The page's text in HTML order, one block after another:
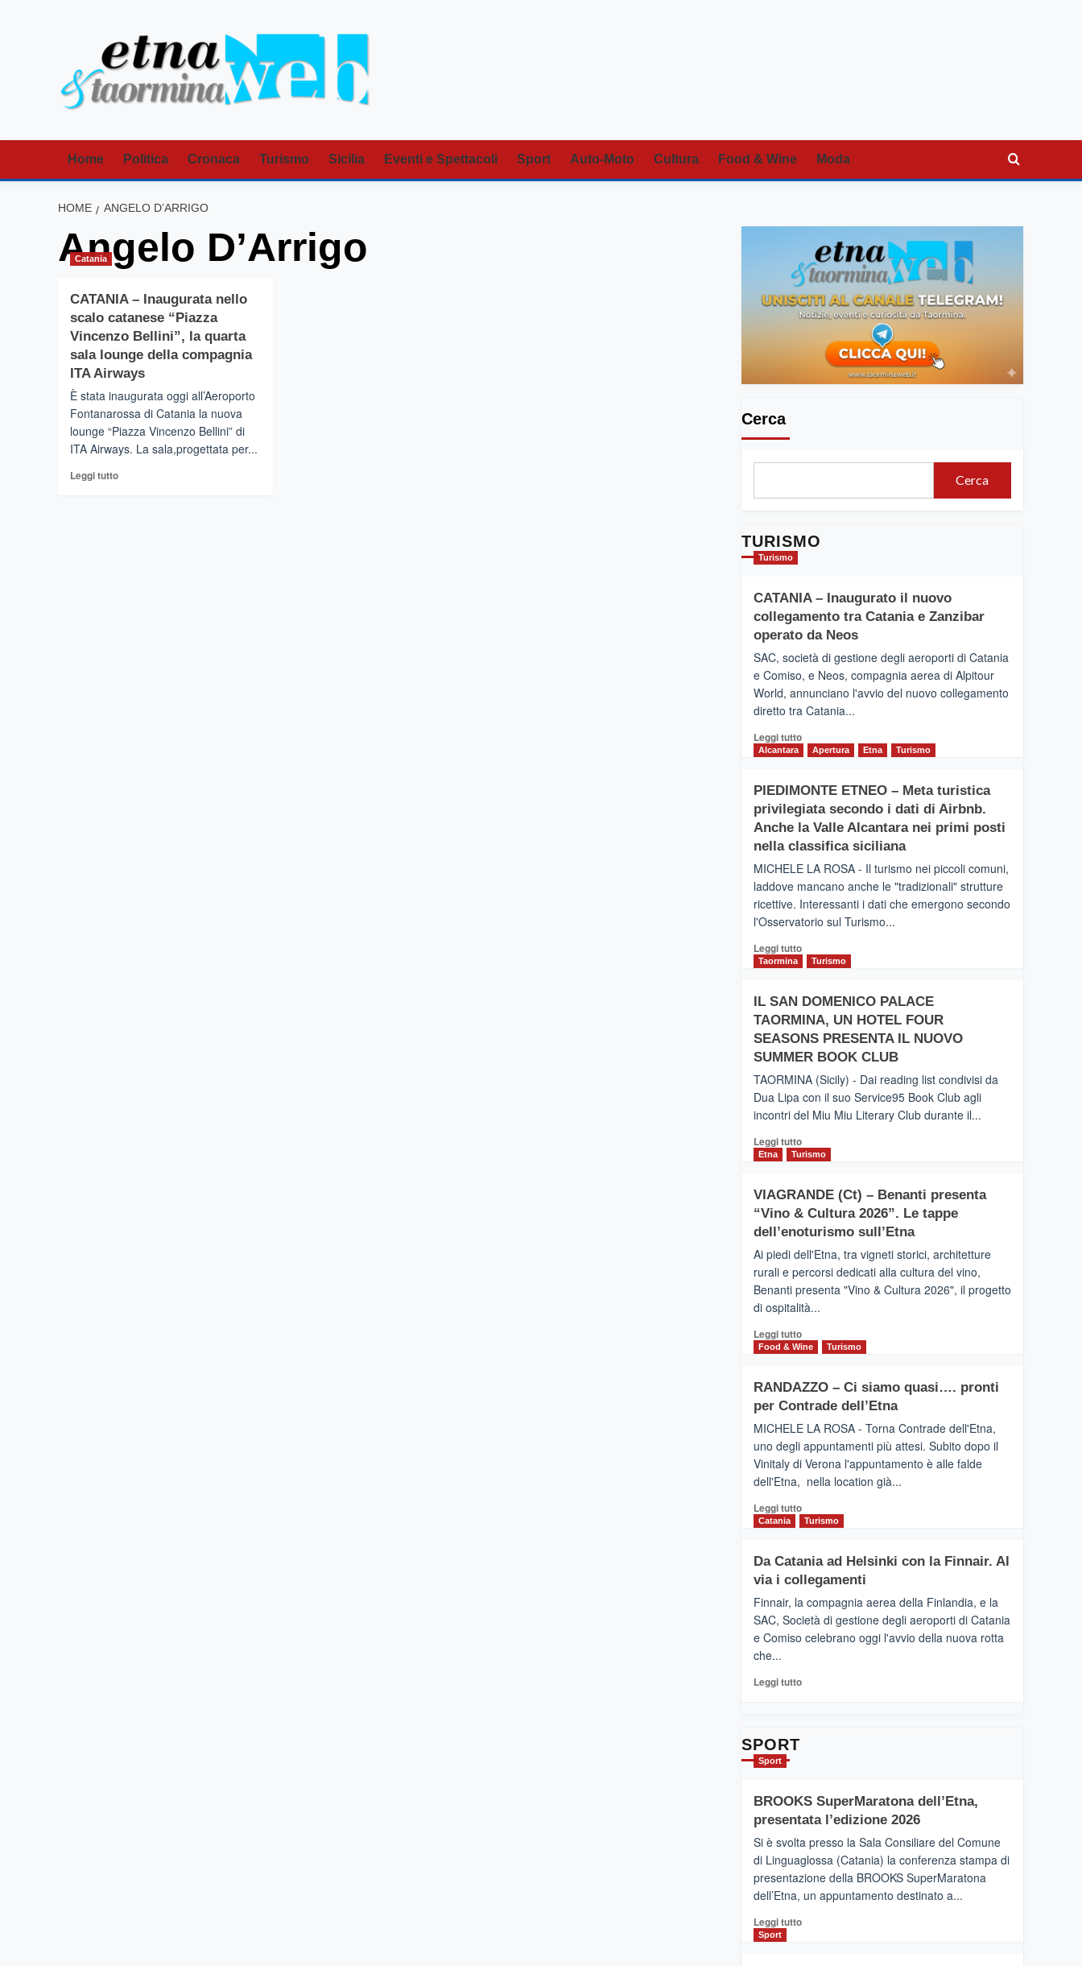
Home Politica Cronaca Turismo Sicilia Eventi e Spettacoli Sport Auto-Moto Cultura Food & Wine Moda
HOME ANGELO D’ARRIGO
Angelo D’Arrigo
Catania
CATANIA – Inaugurata nello
scalo catanese “Piazza
Vincenzo Bellini”, la quarta
sala lounge della compagnia
ITA Airways
È stata inaugurata oggi all’Aeroporto
Fontanarossa di Catania la nuova
lounge “Piazza Vincenzo Bellini” di
ITA Airways. La sala,progettata per...
Leggi tuttoLeggi
Cerca
Cerca
TURISMO
Turismo
CATANIA – Inaugurato il nuovo
collegamento tra Catania e Zanzibar
operato da Neos
SAC, società di gestione degli aeroporti di Catania
e Comiso, e Neos, compagnia aerea di Alpitour
World, annunciano l'avvio del nuovo collegamento
diretto tra Catania...
Leggi tuttoLeggi
CATANIA
–
Inaugurato
il
collegamento
tra
Catania
e
operato
da
Alcantara Apertura Etna Turismo
PIEDIMONTE ETNEO – Meta turistica
privilegiata secondo i dati di Airbnb.
Anche la Valle Alcantara nei primi posti
nella classifica siciliana
MICHELE LA ROSA - Il turismo nei piccoli comuni,
laddove mancano anche le "tradizionali" strutture
ricettive. Interessanti i dati che emergono secondo
l'Osservatorio sul Turismo...
Leggi tuttoLeggi
PIEDIMONTE
ETNEO
–
Meta
privilegiata
secondo
i
di
Airbnb.
la
Valle
Alcantara
nei
primi
classifica
siciliana
Taormina Turismo
IL SAN DOMENICO PALACE
TAORMINA, UN HOTEL FOUR
SEASONS PRESENTA IL NUOVO
SUMMER BOOK CLUB
TAORMINA (Sicily) - Dai reading list condivisi da
Dua Lipa con il suo Service95 Book Club agli
incontri del Miu Miu Literary Club durante il...
Leggi tuttoLeggi
di
IL
SAN
DOMENICO
TAORMINA,
UN
HOTEL
FOUR
PRESENTA
IL
SUMMER
BOOK
CLUB
Etna Turismo
VIAGRANDE (Ct) – Benanti presenta
“Vino & Cultura 2026”. Le tappe
dell’enoturismo sull’Etna
Ai piedi dell'Etna, tra vigneti storici, architetture
rurali e percorsi dedicati alla cultura del vino,
Benanti presenta "Vino & Cultura 2026", il progetto
di ospitalità...
Leggi tuttoLeggi
di
VIAGRANDE
(Ct)
–
presenta
“Vino
&
2026”.
Le
dell’enoturismo
sull’Etna
Food & Wine Turismo
RANDAZZO – Ci siamo quasi…. pronti
per Contrade dell’Etna
MICHELE LA ROSA - Torna Contrade dell'Etna,
uno degli appuntamenti più attesi. Subito dopo il
Vinitaly di Verona l'appuntamento è alle falde
dell'Etna, nella location già...
Leggi tuttoLeggi
di
RANDAZZO
–
siamo
quasi….
pronti
dell’Etna
Catania Turismo
Da Catania ad Helsinki con la Finnair. Al
via i collegamenti
Finnair, la compagnia aerea della Finlandia, e la
SAC, Società di gestione degli aeroporti di Catania
e Comiso celebrano oggi l'avvio della nuova rotta
che...
Leggi tuttoLeggi
con
la
Al
via
i
collegamenti
SPORT
Sport
BROOKS SuperMaratona dell’Etna,
presentata l’edizione 2026
Si è svolta presso la Sala Consiliare del Comune
di Linguaglossa (Catania) la conferenza stampa di
presentazione della BROOKS SuperMaratona
dell’Etna, un appuntamento destinato a...
Leggi tuttoLeggi
Sport